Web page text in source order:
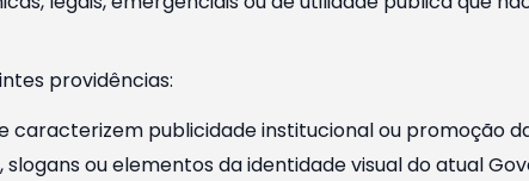
providências:
publicidade institucional ou promoção
ou elementos da identidade visual do atual